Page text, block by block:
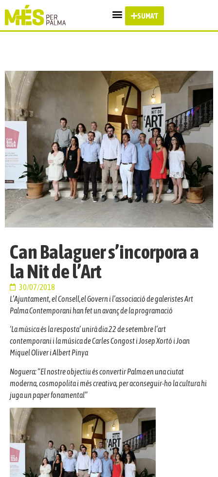
SUMA'T
Can Balaguer s’incorpora a
la Nit de l’Art
30/07/2018
L’Ajuntament, el Consell,el Govern i l’associació de galeristes Art
Palma Contemporani han fet un avanç de la programació
‘La música és la resposta’ unirà dia 22 de setembre l’art
contemporani i la música de Carles Congost i Josep Xortó i Joan
Miquel Oliver i Albert Pinya
Noguera: “El nostre objectiu és convertir Palma en una ciutat
moderna, cosmopolita i més creativa, per aconseguir-ho la cultura hi
juga un paper fonamental”